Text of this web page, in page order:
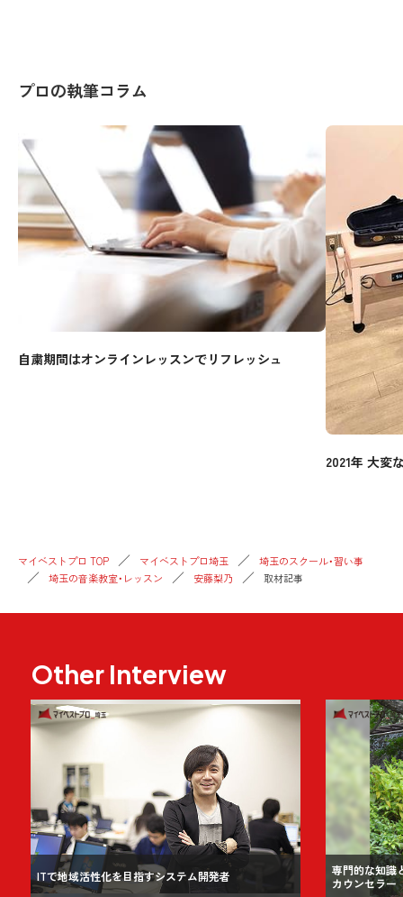
プロの執筆コラム
自粛期間はオンラインレッスンでリフレッシュ
2021年 大変
マイベストプロ TOP マイベストプロ埼玉
埼玉のスクール・習い事
埼玉の音楽教室・レッスン
安藤梨乃 取材記事
Other Interview
ITで地域活性化を目指すシステム開発者
専門的な知識
カウンセラー